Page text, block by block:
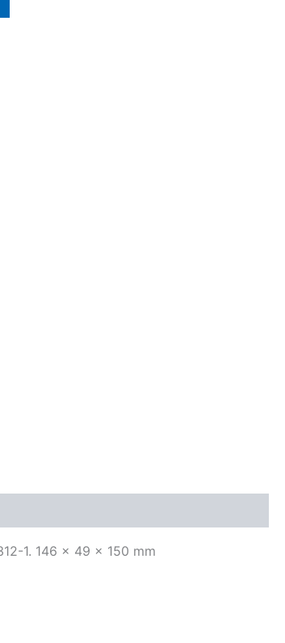
1. 146 x 49 x 150 mm